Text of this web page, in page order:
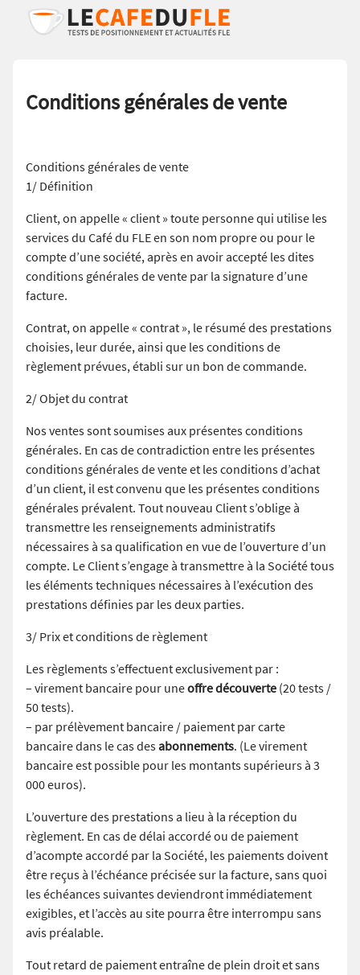
Conditions générales de vente
Conditions générales de vente
1/ Définition
Client, on appelle « client » toute personne qui utilise les
services du Café du FLE en son nom propre ou pour le
compte d’une société, après en avoir accepté les dites
conditions générales de vente par la signature d’une
facture.
Contrat, on appelle « contrat », le résumé des prestations
choisies, leur durée, ainsi que les conditions de
règlement prévues, établi sur un bon de commande.
2/ Objet du contrat
Nos ventes sont soumises aux présentes conditions
générales. En cas de contradiction entre les présentes
conditions générales de vente et les conditions d’achat
d’un client, il est convenu que les présentes conditions
générales prévalent. Tout nouveau Client s’oblige à
transmettre les renseignements administratifs
nécessaires à sa qualification en vue de l’ouverture d’un
compte. Le Client s’engage à transmettre à la Société tous
les éléments techniques nécessaires à l’exécution des
prestations définies par les deux parties.
3/ Prix et conditions de règlement
Les règlements s’effectuent exclusivement par :
– virement bancaire pour uneoffre découverte (20 tests /
50 tests).
– par prélèvement bancaire / paiement par carte
bancaire dans le cas desabonnements. (Le virement
bancaire est possible pour les montants supérieurs à 3
000 euros).
L’ouverture des prestations a lieu à la réception du
règlement. En cas de délai accordé ou de paiement
d’acompte accordé par la Société, les paiements doivent
être reçus à l’échéance précisée sur la facture, sans quoi
les échéances suivantes deviendront immédiatement
exigibles, et l’accès au site pourra être interrompu sans
avis préalable.
Tout retard de paiement entraîne de plein droit et sans